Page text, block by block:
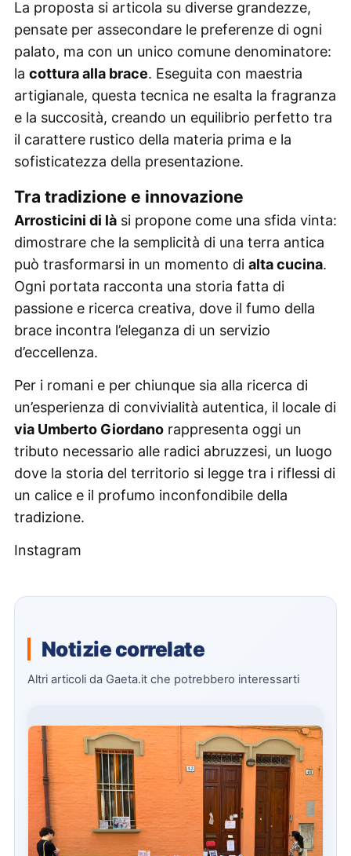
La proposta si articola su diverse grandezze,
pensate per assecondare le preferenze di ogni
palato, ma con un unico comune denominatore:
la cottura alla brace. Eseguita con maestria
artigianale, questa tecnica ne esalta la fragranza
e la succosità, creando un equilibrio perfetto tra
il carattere rustico della materia prima e la
sofisticatezza della presentazione.
Tra tradizione e innovazione
Arrosticini di làsi propone come una sfida vinta:
dimostrare che la semplicità di una terra antica
può trasformarsi in un momento di alta cucina.
Ogni portata racconta una storia fatta di
passione e ricerca creativa, dove il fumo della
brace incontra l’eleganza di un servizio
d’eccellenza.
Per i romani e per chiunque sia alla ricerca di
un’esperienza di convivialità autentica, il locale di
via Umberto Giordanorappresenta oggi un
tributo necessario alle radici abruzzesi, un luogo
dove la storia del territorio si legge tra i riflessi di
un calice e il profumo inconfondibile della
tradizione.
Instagram
Notizie correlate
Altri articoli da Gaeta.it che potrebbero interessarti